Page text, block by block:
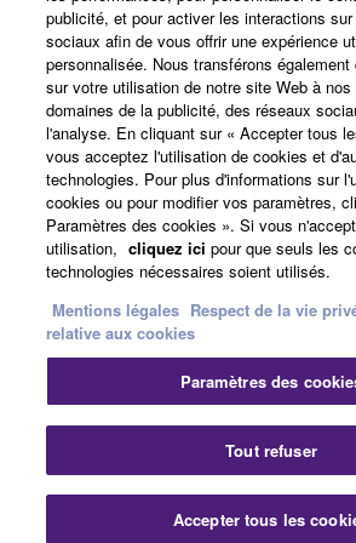
A propos de Yamaha
France - French
Professionnel
Nous contacterConditions
Respect de la vie privéePolitique
Mentions
publicité, et pour activer les interactions
sociaux afin de vous offrir une expérience
personnalisée. Nous transférons
sur votre utilisation de notre site Web à nos
domaines de la publicité, des réseaux
l'analyse. En cliquant sur « Accepter tous
vous acceptez l'utilisation de cookies et
technologies. Pour plus d'informations sur
cookies ou pour modifier vos paramètres,
Paramètres des cookies ». Si vous
utilisation, cliquez ici pour que seuls les
technologies nécessaires soient utilisés.
Mentions légales Respect de la vie
relative aux cookies
Paramètres des
Tout refuser
Accepter tous les